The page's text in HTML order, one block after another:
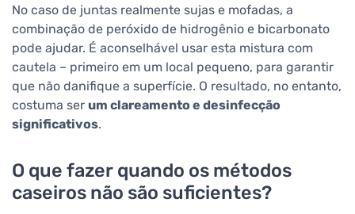
No caso de juntas realmente sujas e mofadas, a
combinação de peróxido de hidrogênio e bicarbonato
pode ajudar. É aconselhável usar esta mistura com
cautela – primeiro em um local pequeno, para garantir
que não danifique a superfície. O resultado, no entanto,
costuma ser um clareamento e desinfecção
significativos.
O que fazer quando os métodos
caseiros não são suficientes?